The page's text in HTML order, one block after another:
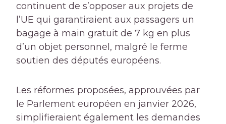
continuent de s’opposer aux projets de
l’UE qui garantiraient aux passagers un
bagage à main gratuit de 7 kg en plus
d’un objet personnel, malgré le ferme
soutien des députés européens.
Les réformes proposées, approuvées par
le Parlement européen en janvier 2026,
simplifieraient également les demandes